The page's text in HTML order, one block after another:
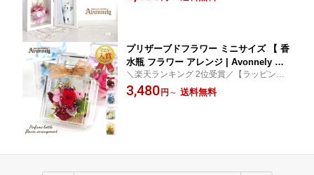
カード付き 本体 ( ナチュラル / ホワイト ) お
プリザーブドフラワー ミニサイズ 【 香
水瓶 フラワー アレンジ | Avonnely ア
ヴォンリー 】 ブリザードフラワー お祝
い クリアーケース入り 退職 花束 誕生
＼楽天ランキング 2位受賞／【ラッピン
グ・メッセージカード無料】 送料無料 プリ
ザーブドフラワー ミニサイズ ブリザードフ
3,480円 ～ 送料無料